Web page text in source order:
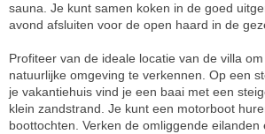
sauna. Je kunt samen koken in de goed
avond afsluiten voor de open haard in de
Profiteer van de ideale locatie van de villa
natuurlijke omgeving te verkennen. Op een
je vakantiehuis vind je een baai met een
klein zandstrand. Je kunt een motorboot
boottochten. Verken de omliggende eilanden